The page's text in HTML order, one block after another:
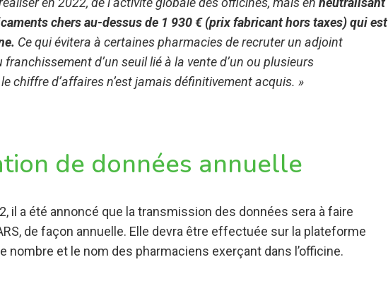
chers au-dessus de 1 930 € (prix fabricant hors taxes) qui est
Ce qui évitera à certaines pharmacies de recruter un adjoint
d’un seuil lié à la vente d’un ou plusieurs
chiffre d’affaires n’est jamais définitivement acquis. »
de données annuelle
il a été annoncé que la transmission des données sera à faire
de façon annuelle. Elle devra être effectuée sur la plateforme
nombre et le nom des pharmaciens exerçant dans l’officine.